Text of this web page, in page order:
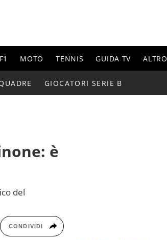
F1 MOTO TENNIS GUIDA TV ALTRO
GIOCATORI SERIE B
è
del
CONDIVIDI